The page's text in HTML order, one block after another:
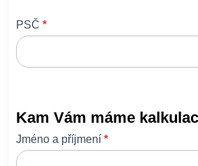
PSČ *
Kam Vám máme
Jméno a příjmení *